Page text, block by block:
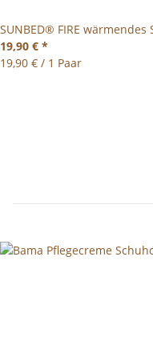
SUNBED® FIRE
19,90 € *
19,90 € / 1 Paar